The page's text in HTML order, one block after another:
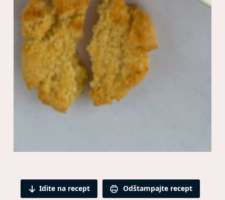
Idite na recept Odštampajte recept